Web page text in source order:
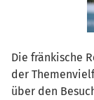
Die fränkische
der
über den